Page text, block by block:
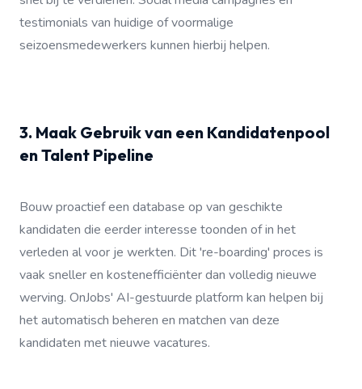
testimonials van huidige of voormalige
seizoensmedewerkers kunnen hierbij helpen.
3. Maak Gebruik van een Kandidatenpool
en Talent Pipeline
Bouw proactief een database op van geschikte
kandidaten die eerder interesse toonden of in het
verleden al voor je werkten. Dit 're-boarding' proces is
vaak sneller en kostenefficiënter dan volledig nieuwe
werving. OnJobs' AI-gestuurde platform kan helpen bij
het automatisch beheren en matchen van deze
kandidaten met nieuwe vacatures.